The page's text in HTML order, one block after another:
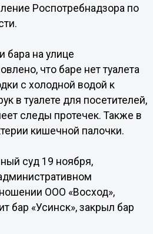
Роспотребнадзора по
бара на улице
что баре нет туалета
с холодной водой к
в туалете для посетителей,
следы протечек. Также в
кишечной палочки.
суд 19 ноября,
ООО «Восход»,
бар «Усинск», закрыл бар